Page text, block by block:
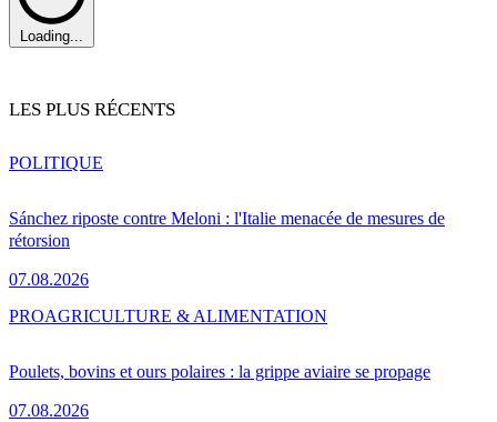
Loading...
LES PLUS RÉCENTS
Sánchez riposte contre Meloni : l'Italie menacée de mesures de
rétorsion
07.08.2026
POLITIQUE
Poulets, bovins et ours polaires : la grippe aviaire se propage
07.08.2026
PROAGRICULTURE & ALIMENTATION